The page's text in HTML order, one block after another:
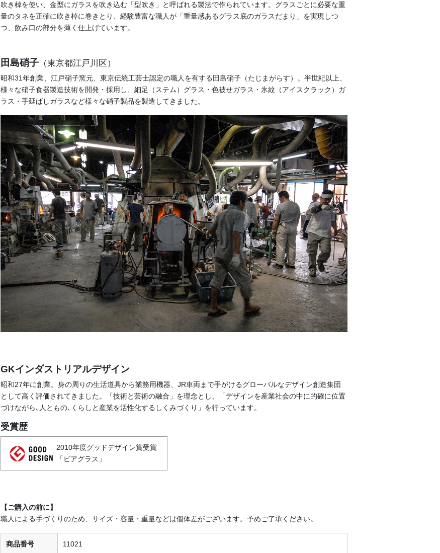
吹き棹を使い、金型にガラスを吹き込む「型吹き」と呼ばれる製法で作られています。グラスごとに必要な重
量のタネを正確に吹き棹に巻きとり、経験豊富な職人が「重量感あるグラス底のガラスだまり」を実現しつ
つ、飲み口の部分を薄く仕上げています。
田島硝子（東京都江戸川区）
昭和31年創業、江戸硝子窯元、東京伝統工芸士認定の職人を有する田島硝子（たじまがらす）。半世紀以上、
様々な硝子食器製造技術を開発・採用し、細足（ステム）グラス・色被せガラス・氷紋（アイスクラック）ガ
ラス・手延ばしガラスなど様々な硝子製品を製造してきました。
GKインダストリアルデザイン
昭和27年に創業。身の周りの生活道具から業務用機器、JR車両まで手がけるグローバルなデザイン創造集団
として高く評価されてきました。「技術と芸術の融合」を理念とし、「デザインを産業社会の中に的確に位置
づけながら､人ともの､くらしと産業を活性化するしくみづくり」を行っています。
受賞歴
2010年度グッドデザイン賞受賞
「ビアグラス」
【ご購入の前に】
職人による手づくりのため、サイズ・容量・重量などは個体差がございます。予めご了承ください。
商品番号 11021